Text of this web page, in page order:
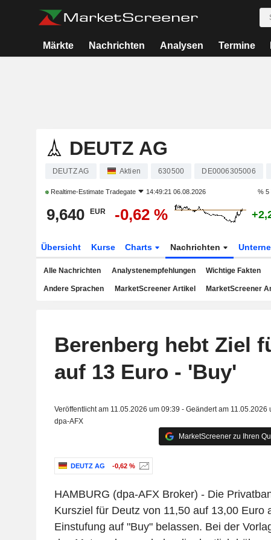
Märkte Nachrichten Analysen Termine
DEUTZ AG
DEUTZ AG Aktien 630500 DE0006305006
Realtime-Estimate Tradegate 14:49:21 06.08.2026 % 5
9,640 EUR -0,62 %
Übersicht Kurse Charts Nachrichten
Alle Nachrichten Analystenempfehlungen Wichtige Fakten
Andere Sprachen MarketScreener Artikel MarketScreener
Berenberg hebt Ziel
auf 13 Euro - 'Buy'
Veröffentlicht am 11.05.2026 um 09:39 - Geändert am 11.05.2026
dpa-AFX
MarketScreener zu Ihren
DEUTZ AG -0,62 %
HAMBURG (dpa-AFX Broker) - Die
Kursziel für Deutz von 11,50 auf 13,00 Euro
Einstufung auf "Buy" belassen. Bei der